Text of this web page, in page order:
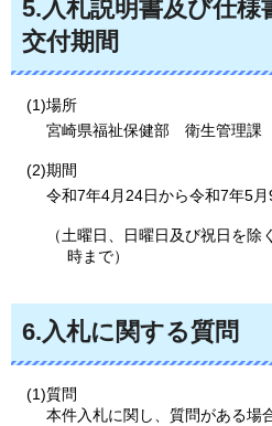
5.入札説明書及び仕様
交付期間
(1)場所
宮崎県福祉保健部
衛生管理課
(2)期間
令和7年4月24日から令和7年5
（土曜日、日曜日及び祝日を
時まで）
6.入札に関する質問
(1)質問
本件入札に関し、質問がある場